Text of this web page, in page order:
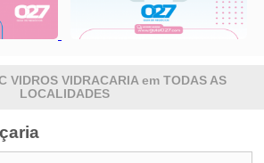
VIDROS VIDRACARIA em TODAS AS
LOCALIDADES